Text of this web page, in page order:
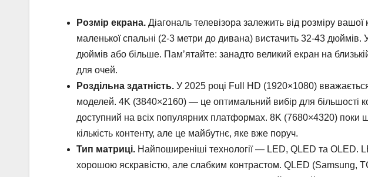
Розмір екрана. Діагональ телевізора залежить від розміру вашої
маленької спальні (2-3 метри до дивана) вистачить 32-43 дюймів.
дюймів або більше. Пам’ятайте: занадто великий екран на
для очей.
Роздільна здатність. У 2025 році Full HD (1920×1080)
моделей. 4K (3840×2160) — це оптимальний вибір для більшості
доступний на всіх популярних платформах. 8K (7680×4320) поки
кількість контенту, але це майбутнє, яке вже поруч.
Тип матриці. Найпоширеніші технології — LED, QLED та OLED.
хорошою яскравістю, але слабким контрастом. QLED (Samsung,